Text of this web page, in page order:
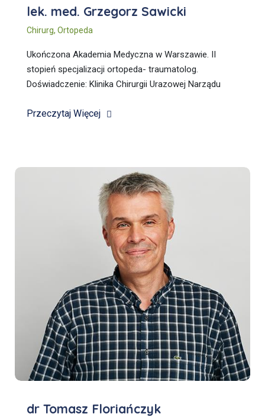
lek. med. Grzegorz Sawicki
Chirurg, Ortopeda
Ukończona Akademia Medyczna w Warszawie. II
stopień specjalizacji ortopeda- traumatolog.
Doświadczenie: Klinika Chirurgii Urazowej Narządu
Obecnie zastępca Ordynatora,.
Przeczytaj Więcej
dr Tomasz Floriańczyk